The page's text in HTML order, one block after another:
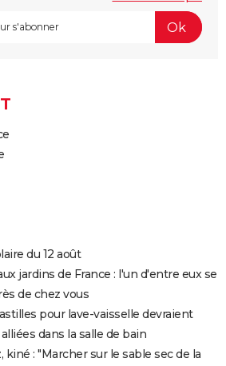
du 12 août
jardins de France : l'un d'entre eux se
de chez vous
pour lave-vaisselle devraient
dans la salle de bain
kiné : "Marcher sur le sable sec de la